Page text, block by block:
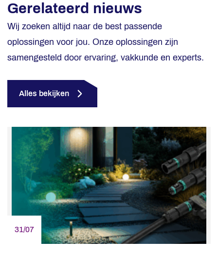
Gerelateerd nieuws
Wij zoeken altijd naar de best passende
oplossingen voor jou. Onze oplossingen zijn
samengesteld door ervaring, vakkunde en experts.
Alles bekijken
31/07